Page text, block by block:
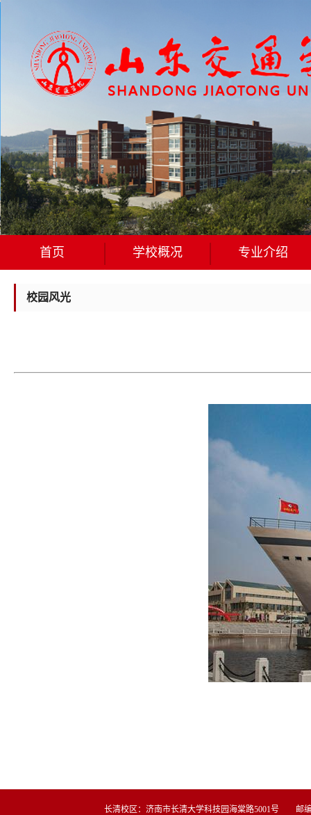
首页 学校概况 专业介绍
校园风光
长清校区：济南市长清大学科技园海棠路5001号 邮编